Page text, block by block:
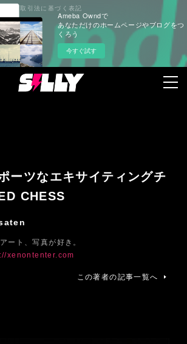
Ameba Owndで
あなただけのホームページやブログをつ
くろう
今すぐ試す
ーツなエキサイティングチ
CHESS
ート、写真が好き。
xenontenter.com
この著者の記事一覧へ
特定商取引法に基づく表記